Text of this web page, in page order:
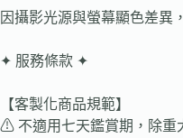
因攝影光源與螢幕顯色差異
✦ 服務條款 ✦
【客製化商品規範】
⚠ 不適用七天鑑賞期，除重